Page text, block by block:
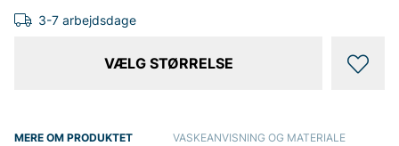
3-7 arbejdsdage
VÆLG STØRRELSE
MERE OM PRODUKTET VASKEANVISNING OG MATERIALE